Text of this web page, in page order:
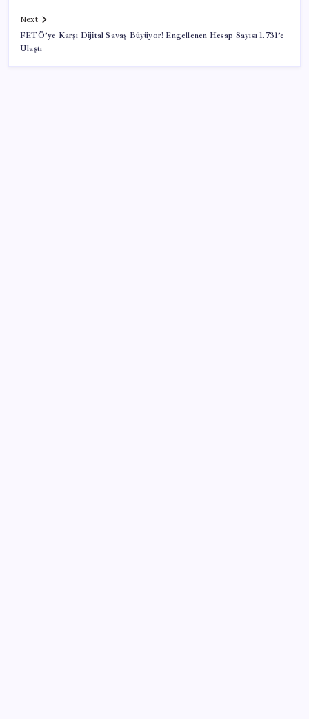
Next
FETÖ’ye Karşı Dijital Savaş Büyüyor! Engellenen Hesap Sayısı 1.731’e
Ulaştı